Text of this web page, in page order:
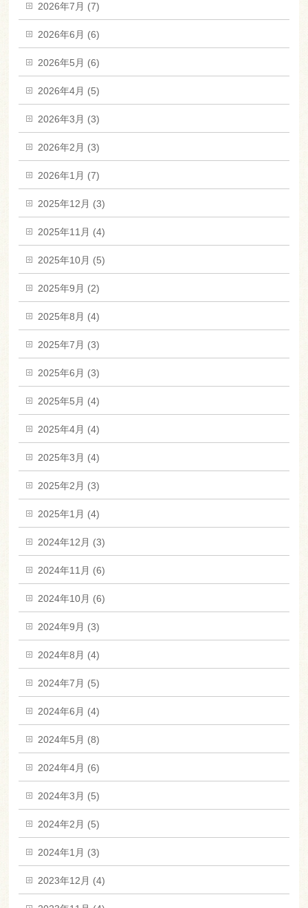
2026年7月 (7)
2026年6月 (6)
2026年5月 (6)
2026年4月 (5)
2026年3月 (3)
2026年2月 (3)
2026年1月 (7)
2025年12月 (3)
2025年11月 (4)
2025年10月 (5)
2025年9月 (2)
2025年8月 (4)
2025年7月 (3)
2025年6月 (3)
2025年5月 (4)
2025年4月 (4)
2025年3月 (4)
2025年2月 (3)
2025年1月 (4)
2024年12月 (3)
2024年11月 (6)
2024年10月 (6)
2024年9月 (3)
2024年8月 (4)
2024年7月 (5)
2024年6月 (4)
2024年5月 (8)
2024年4月 (6)
2024年3月 (5)
2024年2月 (5)
2024年1月 (3)
2023年12月 (4)